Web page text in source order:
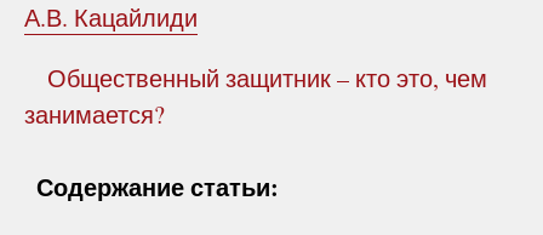
А.В. Кацайлиди
Общественный защитник – кто это, чем
занимается?
Содержание статьи: